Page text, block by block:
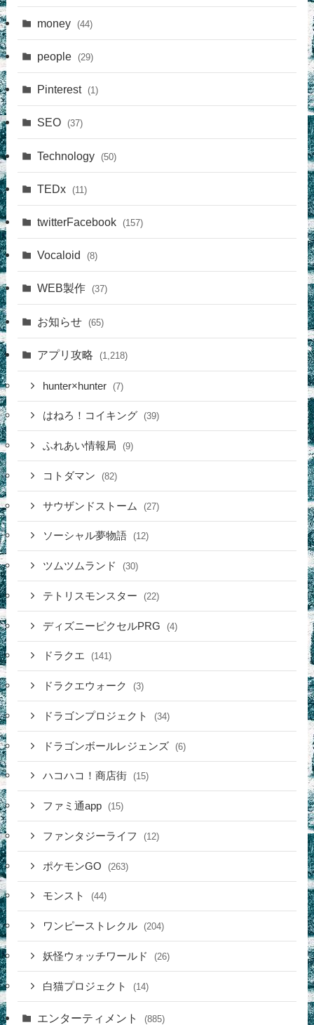
money (44)
people (29)
Pinterest (1)
SEO (37)
Technology (50)
TEDx (11)
twitterFacebook (157)
Vocaloid (8)
WEB製作 (37)
お知らせ (65)
アプリ攻略 (1,218)
hunter×hunter (7)
はねろ！コイキング (39)
ふれあい情報局 (9)
コトダマン (82)
サウザンドストーム (27)
ソーシャル夢物語 (12)
ツムツムランド (30)
テトリスモンスター (22)
ディズニーピクセルPRG (4)
ドラクエ (141)
ドラクエウォーク (3)
ドラゴンプロジェクト (34)
ドラゴンボールレジェンズ (6)
ハコハコ！商店街 (15)
ファミ通app (15)
ファンタジーライフ (12)
ポケモンGO (263)
モンスト (44)
ワンピーストレクル (204)
妖怪ウォッチワールド (26)
白猫プロジェクト (14)
エンターティメント (885)